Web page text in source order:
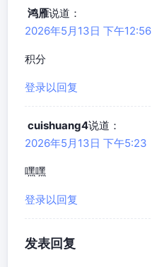
鸿雁说道：
2026年5月13日 下午12:56
积分
登录以回复
cuishuang4说道：
2026年5月13日 下午5:23
嘿嘿
登录以回复
发表回复